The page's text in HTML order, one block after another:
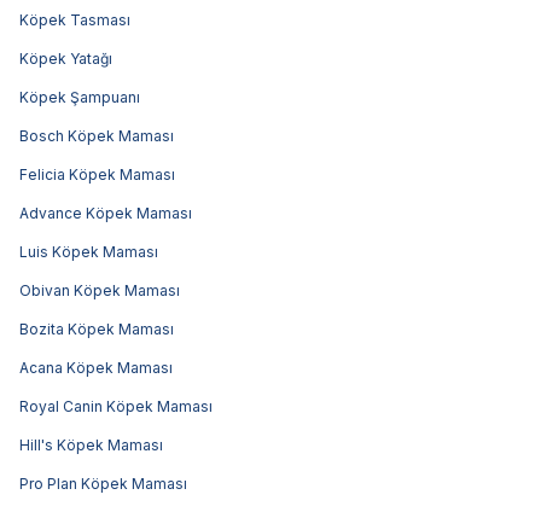
Köpek Tasması
Köpek Yatağı
Köpek Şampuanı
Bosch Köpek Maması
Felicia Köpek Maması
Advance Köpek Maması
Luis Köpek Maması
Obivan Köpek Maması
Bozita Köpek Maması
Acana Köpek Maması
Royal Canin Köpek Maması
Hill's Köpek Maması
Pro Plan Köpek Maması